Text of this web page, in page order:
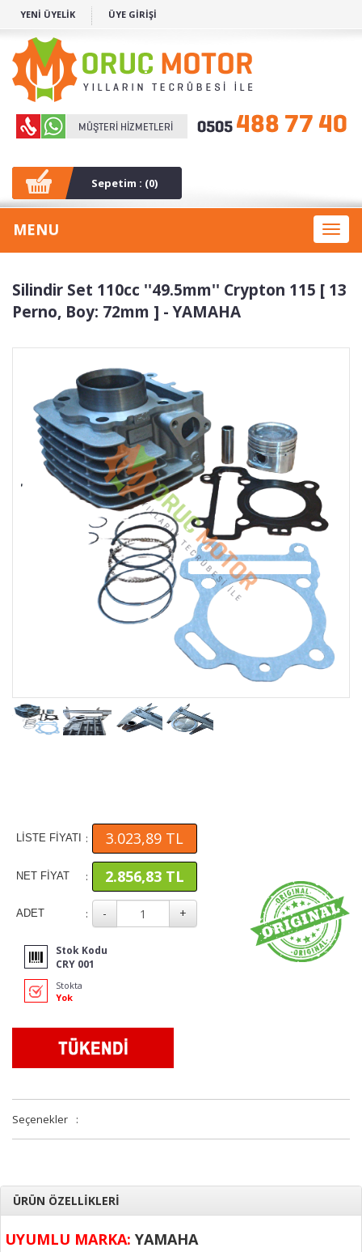
YENİ ÜYELİK ÜYE GİRİŞİ
Sepetim : (0)
Toggle
MENU
Silindir Set 110cc ''49.5mm'' Crypton 115 [ 13
Perno, Boy: 72mm ] - YAMAHA
LİSTE FİYATI : 3.023,89 TL
NET FİYAT : 2.856,83 TL
ADET :
Stok Kodu
CRY 001
Stokta
Yok
Seçenekler :
ÜRÜN ÖZELLİKLERİ
UYUMLU MARKA: YAMAHA